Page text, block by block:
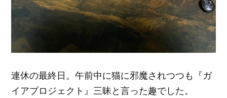
連休の最終日。午前中に猫に邪魔されつつも『ガ
イアプロジェクト』三昧と言った趣でした。